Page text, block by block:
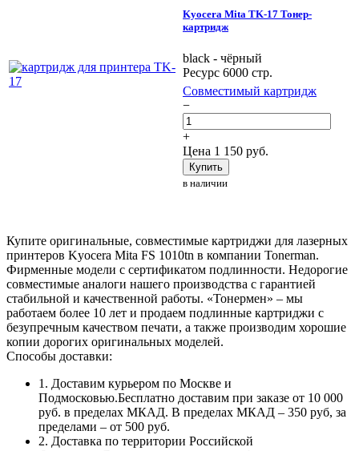
Kyocera Mita TK-17 Тонер-
картридж
black - чёрный
Ресурс 6000 стр.
Совместимый картридж
−
+
Цена 1 150 руб.
Купить
в наличии
Купите оригинальные, совместимые картриджи для лазерных
принтеров Kyocera Mita FS 1010tn в компании Tonerman.
Фирменные модели с сертификатом подлинности. Недорогие
совместимые аналоги нашего производства с гарантией
стабильной и качественной работы. «Тонермен» – мы
работаем более 10 лет и продаем подлинные картриджи с
безупречным качеством печати, а также производим хорошие
копии дорогих оригинальных моделей.
Способы доставки:
1. Доставим курьером по Москве и
Подмосковью.Бесплатно доставим при заказе от 10 000
руб. в пределах МКАД. В пределах МКАД – 350 руб, за
пределами – от 500 руб.
2. Доставка по территории Российской